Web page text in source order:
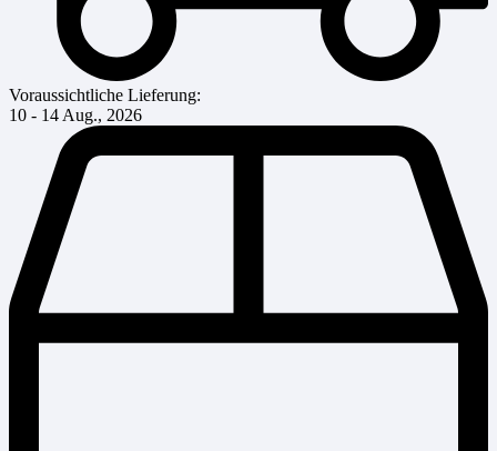
Voraussichtliche Lieferung:
10 - 14 Aug., 2026